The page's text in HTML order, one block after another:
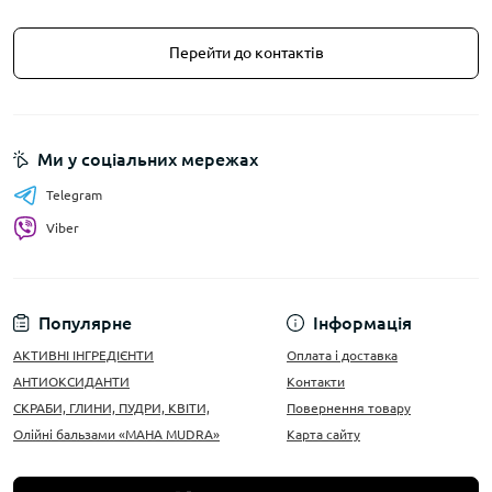
Перейти до контактів
Популярне
АКТИВНІ ІНГРЕДІЄНТИ
АНТИОКСИДАНТИ
СКРАБИ, ГЛИНИ, ПУДРИ, КВІТИ,
Олійні бальзами «MAHA MUDRA»
Інформація
Оплата і доставка
Контакти
Повернення товару
Карта сайту
Ми у соціальних мережах
Telegram
Viber